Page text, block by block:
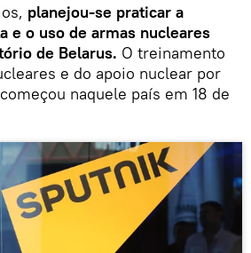
planejou-se praticar a
e o uso de armas nucleares
de Belarus. O treinamento
e do apoio nuclear por
naquele país em 18 de